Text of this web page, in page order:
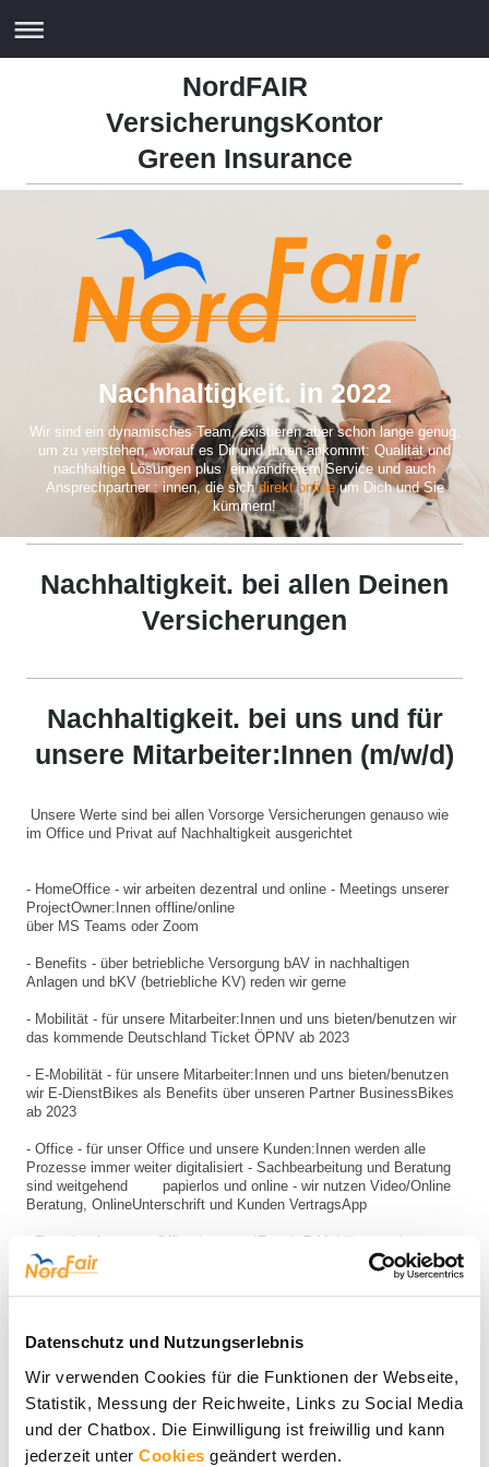
Datenschutz und Nutzungserlebnis
Wir verwenden Cookies für die Funktionen der Webseite,
Statistik, Messung der Reichweite, Links zu Social Media
und der Chatbox. Die Einwilligung ist freiwillig und kann
jederzeit unter Cookies geändert werden.
NordFAIR
VersicherungsKontor
Green Insurance
Nachhaltigkeit. in 2022
Wir sind ein dynamisches Team, existieren aber schon lange genug,
um zu verstehen, worauf es Dir und Ihnen ankommt: Qualität und
nachhaltige Lösungen plus einwandfreiem Service und auch
Ansprechpartner : innen, die sichdirekt onlineum Dich und Sie
kümmern!
Nachhaltigkeit. bei allen Deinen
Versicherungen
Nachhaltigkeit. bei uns und für
unsere Mitarbeiter:Innen (m/w/d)
Unsere Werte sind bei allen Vorsorge Versicherungen genauso wie
im Office und Privat auf Nachhaltigkeit ausgerichtet
- HomeOffice - wir arbeiten dezentral und online - Meetings unserer
ProjectOwner:Innen offline/online
über MS Teams oder Zoom
- Benefits - über betriebliche Versorgung bAV in nachhaltigen
Anlagen und bKV (betriebliche KV) reden wir gerne
- Mobilität - für unsere Mitarbeiter:Innen und uns bieten/benutzen wir
das kommende Deutschland Ticket ÖPNV ab 2023
- E-Mobilität - für unsere Mitarbeiter:Innen und uns bieten/benutzen
wir E-DienstBikes als Benefits über unseren Partner BusinessBikes
ab 2023
- Office - für unser Office und unsere Kunden:Innen werden alle
Prozesse immer weiter digitalisiert - Sachbearbeitung und Beratung
sind weitgehend papierlos und online - wir nutzen Video/Online
Beratung, OnlineUnterschrift und Kunden VertragsApp
- Energie - für unser Office | unsere IT und E-Mobilität sowie
teilweise auch für Konvektorheizungen und Viren- und Pollenfilter in
Norderstedt wie auch für unser Home nutzen wir
CO2 neutralen
Strom zu 100% aus erneuerbaren Energie
- Wärme - für unser Office in Norderstedt wie auch unser Home
nutzen wir aktuelle und effiziente GasBrennwerttechnik für Heizung
und Wasser, um so wenig wie möglich importiertes Gas zu
- IT - Unsere IT besteht aus Markengeräten (Neu und Refurbished) -
ein 3 Jahre altes Gerät professionell aufbereitet spart uns in der